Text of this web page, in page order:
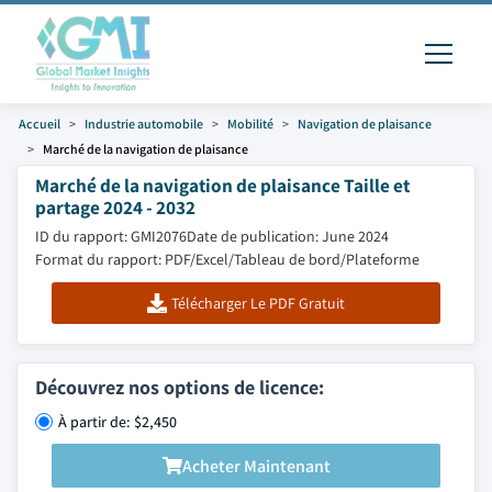
Accueil Industrie automobile Mobilité
Navigation de plaisance
Marché de la navigation de plaisance
Marché de la navigation de plaisance Taille et
partage 2024 - 2032
ID du rapport: GMI2076Date de publication: June 2024
Format du rapport: PDF/Excel/Tableau de bord/Plateforme
Télécharger Le PDF Gratuit
Découvrez nos options de licence:
À partir de: $2,450
Acheter Maintenant